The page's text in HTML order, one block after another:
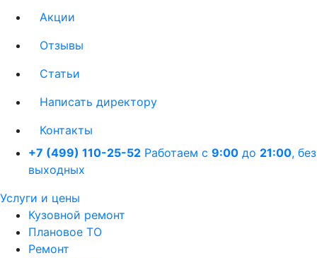
Акции
Отзывы
Статьи
Написать директору
Контакты
+7 (499) 110-25-52 Работаем с 9:00 до 21:00, без
выходных
Услуги и цены
Кузовной ремонт
Плановое ТО
Ремонт